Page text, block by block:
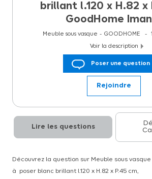
brillant l.120 x H.82 x
GoodHome
Meuble sous vasque GOODHOME
Voir la description
GoodHome Imandra Disponible dans diverses
dimensions, la gamme Imandra est une
meubles de salle de bains que vous pouvez
ajuster en fonction de l'espace disponible,
salle de bains. Avec ses portes et tiroirs à
une finition résistante facile à nettoyer, il est
s'accompagne d'une garantie de 10Â ans.
Poser une question
Rejoindre
Lire les questions
Découvrez la question sur Meuble sous vasque
à poser blanc brillant l.120 x H.82 x P.45 cm,